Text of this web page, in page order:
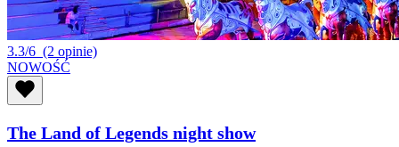
3.3/6 (2 opinie)
NOWOŚĆ
The Land of Legends night show